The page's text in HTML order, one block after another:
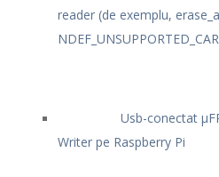
reader (de exemplu,
Usb-conectat
Writer pe Raspberry Pi